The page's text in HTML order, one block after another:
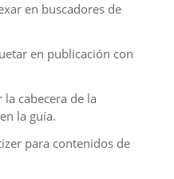
en buscadores de
en publicación con
cabecera de la
la guía.
para contenidos de